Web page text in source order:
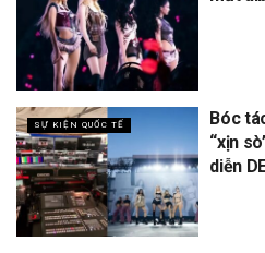
SỰ KIỆN QUỐC TẾ
Bóc
“xịn
diễn